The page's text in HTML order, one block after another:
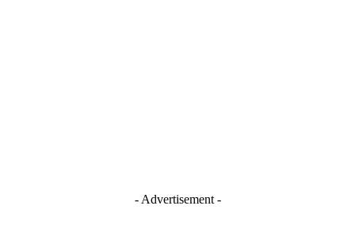
- Advertisement -